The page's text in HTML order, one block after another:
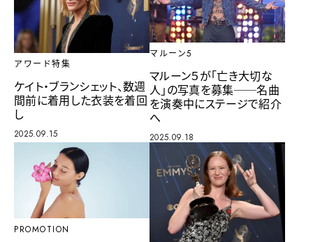
アワード特集
ケイト・ブランシェット、数週
間前に着用した衣装を着回
し
2025.09.15
マルーン5
マルーン５が「亡き大切な
人」の写真を募集──名曲
を演奏中にステージで紹介
へ
2025.09.18
PROMOTION